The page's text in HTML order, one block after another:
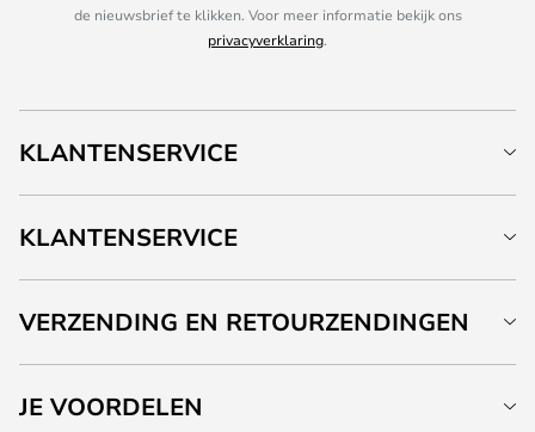
de nieuwsbrief te klikken. Voor meer informatie bekijk ons
privacyverklaring.
KLANTENSERVICE
KLANTENSERVICE
VERZENDING EN RETOURZENDINGEN
JE VOORDELEN